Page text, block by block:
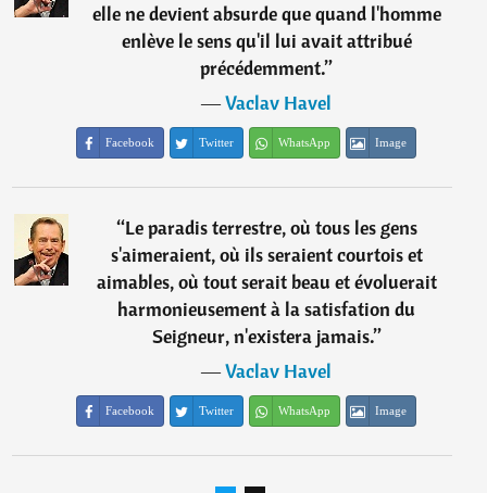
elle ne devient absurde que quand l'homme
enlève le sens qu'il lui avait attribué
précédemment.”
―Vaclav Havel
Facebook Twitter WhatsApp Image
“Le paradis terrestre, où tous les gens
s'aimeraient, où ils seraient courtois et
aimables, où tout serait beau et évoluerait
harmonieusement à la satisfation du
Seigneur, n'existera jamais.”
―Vaclav Havel
Facebook Twitter WhatsApp Image